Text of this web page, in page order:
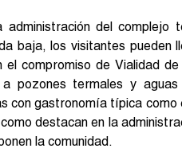
administración del complejo
baja, los visitantes pueden
el compromiso de Vialidad
pozones termales y
con gastronomía típica como
destacan en la
la comunidad.